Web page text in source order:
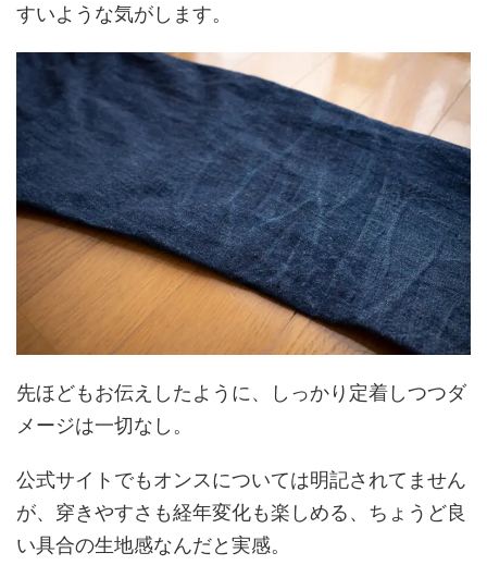
すいような気がします。
先ほどもお伝えしたように、しっかり定着しつつダ
メージは一切なし。
公式サイトでもオンスについては明記されてません
が、穿きやすさも経年変化も楽しめる、ちょうど良
い具合の生地感なんだと実感。